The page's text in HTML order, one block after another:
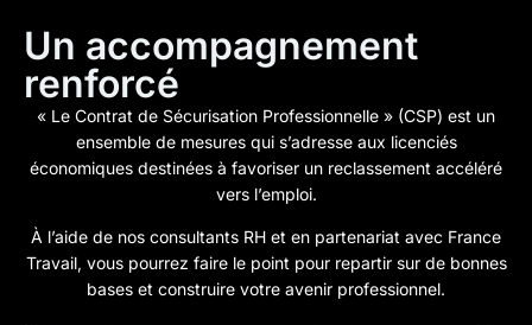
Un accompagnement
renforcé
« Le Contrat de Sécurisation Professionnelle » (CSP) est un
ensemble de mesures qui s’adresse aux licenciés
économiques destinées à favoriser un reclassement accéléré
vers l’emploi.
À l’aide de nos consultants RH et en partenariat avec France
Travail, vous pourrez faire le point pour repartir sur de bonnes
bases et construire votre avenir professionnel.